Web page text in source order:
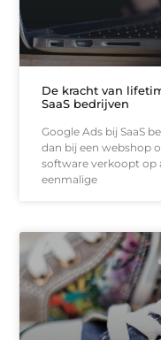
De kracht van
SaaS bedrijven
Google Ads bij SaaS
dan bij een webshop
software verkoopt op
eenmalige